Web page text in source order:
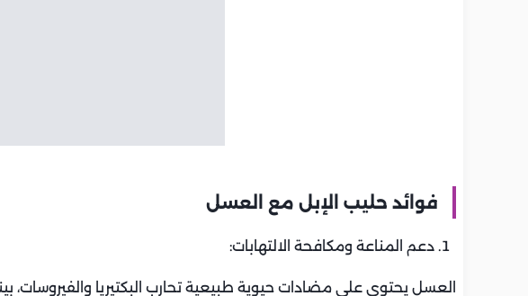
فوائد حليب الإبل مع العسل
دعم المناعة ومكافحة الالتهابات:
العسل يحتوي على مضادات حيوية طبيعية تحارب البكتيريا والفيروسات،